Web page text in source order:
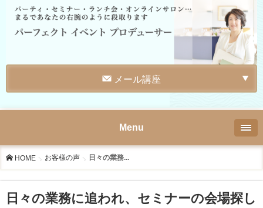
メール講座
Menu
HOME お客様の声 日々の業務...
日々の業務に追われ、セミナーの会場探し